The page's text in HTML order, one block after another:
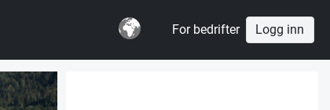
For bedrifter Logg inn